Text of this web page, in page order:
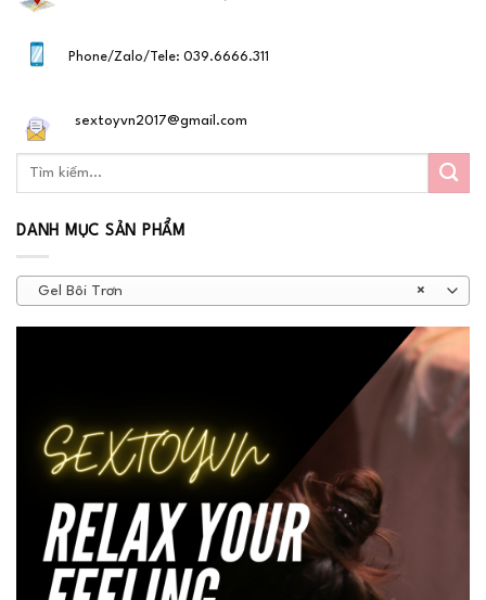
Phone/Zalo/Tele: 039.6666.311
sextoyvn2017@gmail.com
DANH MỤC SẢN PHẨM
×
Gel Bôi Trơn